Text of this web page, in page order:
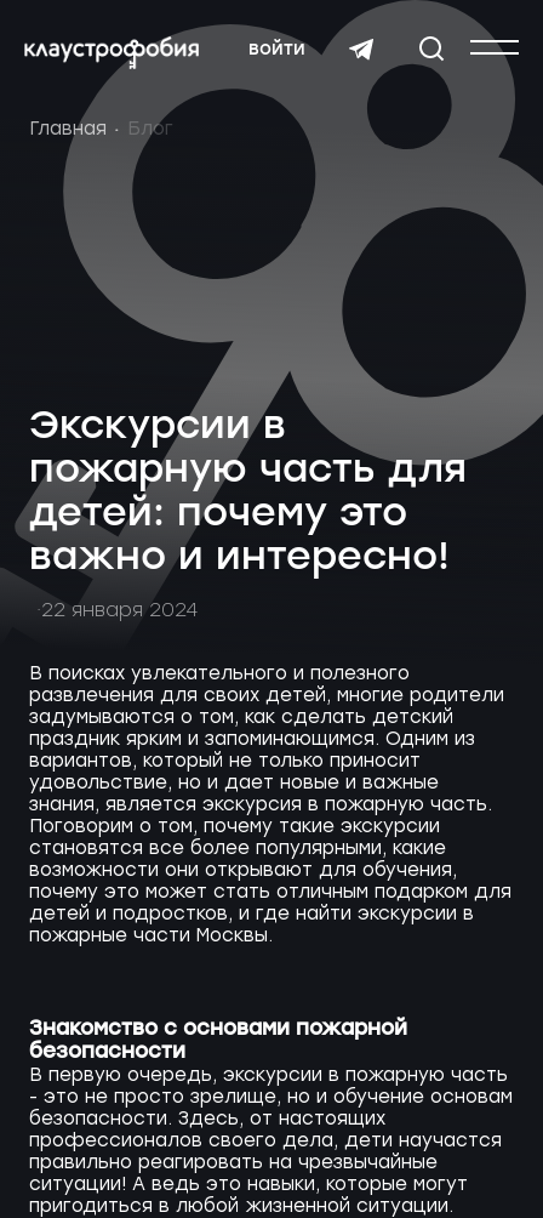
войти
Главная Блог
Экскурсии в
пожарную часть для
детей: почему это
важно и интересно!
22 января 2024
В поисках увлекательного и полезного
развлечения для своих детей, многие родители
задумываются о том, как сделать детский
праздник ярким и запоминающимся. Одним из
вариантов, который не только приносит
удовольствие, но и дает новые и важные
знания, является экскурсия в пожарную часть.
Поговорим о том, почему такие экскурсии
становятся все более популярными, какие
возможности они открывают для обучения,
почему это может стать отличным подарком для
детей и подростков, и где найти экскурсии в
пожарные части Москвы.
Знакомство с основами пожарной
безопасности
В первую очередь, экскурсии в пожарную часть
- это не просто зрелище, но и обучение основам
безопасности. Здесь, от настоящих
профессионалов своего дела, дети научастся
правильно реагировать на чрезвычайные
ситуации! А ведь это навыки, которые могут
пригодиться в любой жизненной ситуации.